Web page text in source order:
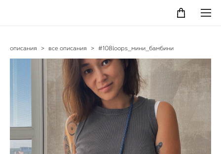
описания > все описания > #108loops_мини_бамбини